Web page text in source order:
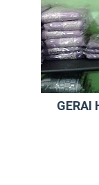
GERAI